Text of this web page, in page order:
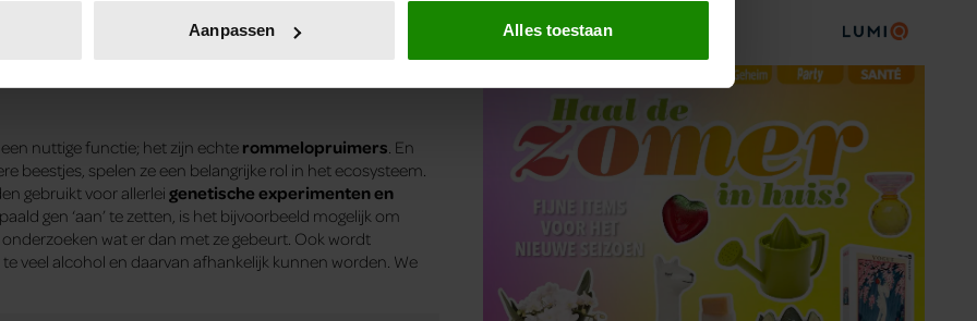
of intrekken in de Cookieverklaring.
en advertenties te personaliseren, om functies voor social media te bieden en om ons
Ook delen we informatie over uw gebruik van onze site met onze partners voor social
Deze partners kunnen deze gegevens combineren met andere informatie die u aan ze heeft
op basis van uw gebruik van hun services. U gaat akkoord met onze cookies als u
Aanpassen Alles toestaan
nuttige functie; het zijn echte rommelopruimers. En
beestjes, spelen ze een belangrijke rol in het ecosysteem.
gebruikt voor allerlei genetische experimenten en
gen ‘aan’ te zetten, is het bijvoorbeeld mogelijk om
wat er dan met ze gebeurt. Ook wordt
veel alcohol en daarvan afhankelijk kunnen worden. We